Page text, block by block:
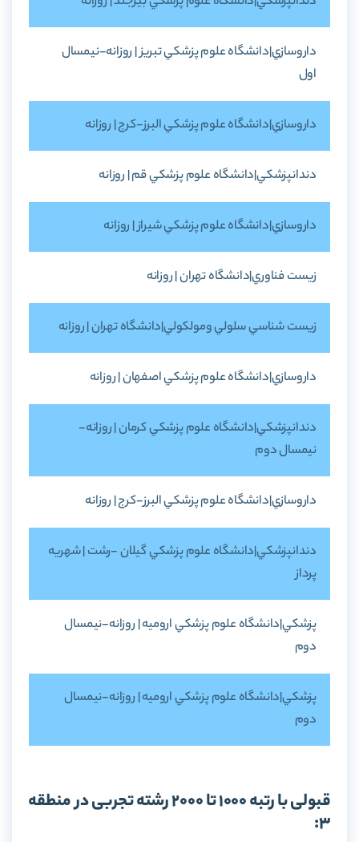
داروسازي|دانشگاه علوم پزشکي تبريز | روزانه-نيمسال
اول
داروسازي|دانشگاه علوم پزشکي البرز-کرج | روزانه
دندانپزشکي|دانشگاه علوم پزشکي قم | روزانه
داروسازي|دانشگاه علوم پزشکي شيراز | روزانه
زيست فناوري|دانشگاه تهران | روزانه
زيست شناسي سلولي ومولکولي|دانشگاه تهران | روزانه
داروسازي|دانشگاه علوم پزشکي اصفهان | روزانه
دندانپزشکي|دانشگاه علوم پزشکي کرمان | روزانه-
نيمسال دوم
داروسازي|دانشگاه علوم پزشکي البرز-کرج | روزانه
دندانپزشکي|دانشگاه علوم پزشکي گيلان -رشت | شهريه
پرداز
پزشکي|دانشگاه علوم پزشکي اروميه | روزانه-نيمسال
دوم
پزشکي|دانشگاه علوم پزشکي اروميه | روزانه-نيمسال
دوم
قبولی با رتبه 1000 تا 2000 رشته تجربی در منطقه
3: